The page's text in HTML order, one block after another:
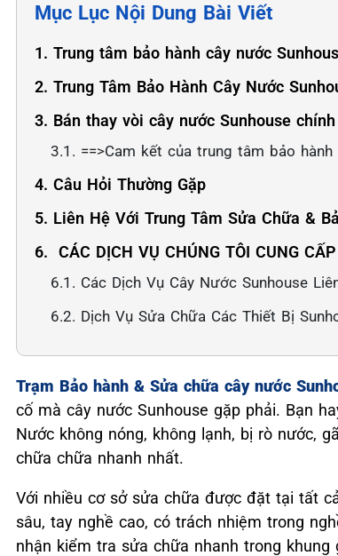
Mục Lục Nội Dung Bài Viết
1. Trung tâm bảo hành cây nước
2. Trung Tâm Bảo Hành Cây Nước
3. Bán thay vòi cây nước Sunhouse
3.1. ==>Cam kết của trung tâm bảo
4. Câu Hỏi Thường Gặp
5. Liên Hệ Với Trung Tâm Sửa Chữa &
6. ️ CÁC DỊCH VỤ CHÚNG TÔI CUNG CẤP
6.1. Các Dịch Vụ Cây Nước Sunhouse
6.2. Dịch Vụ Sửa Chữa Các Thiết Bị
Trạm Bảo hành & Sửa chữa cây nước
cố mà cây nước Sunhouse gặp phải. Bạn
Nước không nóng, không lạnh, bị rò nước,
chữa chữa nhanh nhất.
Với nhiều cơ sở sửa chữa được đặt tại tất
sâu, tay nghề cao, có trách nhiệm trong
nhận kiểm tra sửa chữa nhanh trong khung